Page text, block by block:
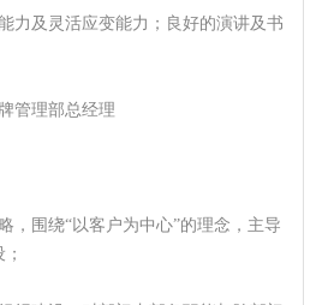
力及灵活应变能力；良好的演讲及书
管理部总经理
，围绕“以客户为中心”的理念，主导